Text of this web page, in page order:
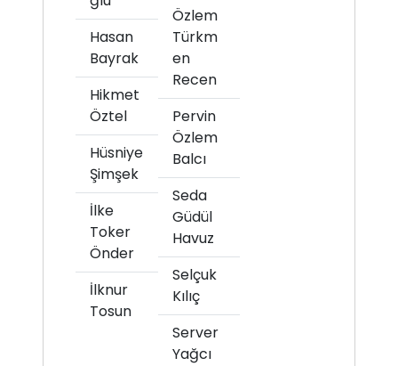
Hasan
Bayrak
Hikmet
Öztel
Hüsniye
Şimşek
İlke
Toker
Önder
İlknur
Tosun
Özlem
Türkm
en
Recen
Pervin
Özlem
Balcı
Seda
Güdül
Havuz
Selçuk
Kılıç
Server
Yağcı